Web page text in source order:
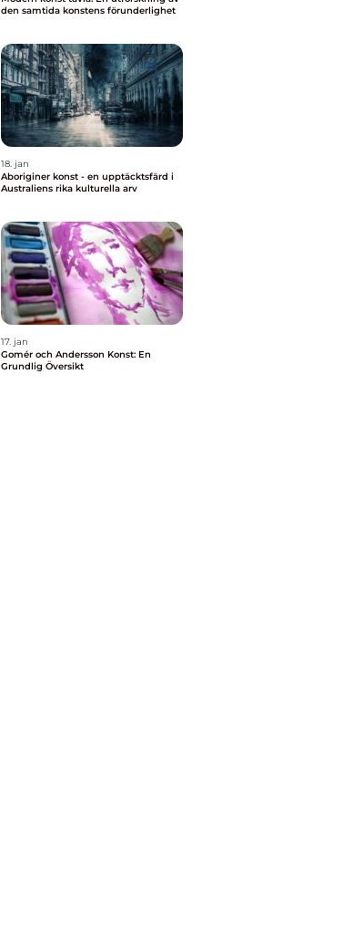
den samtida konstens förunderlighet
18. jan
Aboriginer konst - en upptäcktsfärd i
Australiens rika kulturella arv
17. jan
Gomér och Andersson Konst: En
Grundlig Översikt